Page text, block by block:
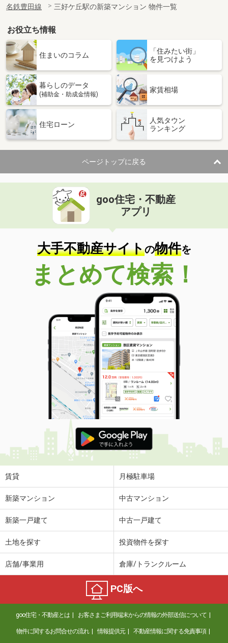
名鉄豊田線
三好ケ丘駅の新築マンション 物件一覧
お役立ち情報
住まいのコラム
「住みたい街」
を見つけよう
暮らしのデータ
(補助金・助成金情報)
家賃相場
住宅ローン
人気タウン
ランキング
ページトップに戻る
goo住宅・不動産
アプリ
大手不動産サイトの物件を
まとめて検索！
賃貸 月極駐車場
新築マンション 中古マンション
新築一戸建て 中古一戸建て
土地を探す 投資物件を探す
店舗/事業用 倉庫/トランクルーム
PC版へ
goo住宅・不動産とは お客さまご利用端末からの情報の外部送信について
物件に関するお問合せの流れ 情報提供元 不動産情報に関する免責事項